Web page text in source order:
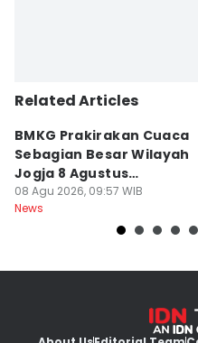
Related Articles
BMKG Prakirakan Cuaca
Sebagian Besar Wilayah
Jogja 8 Agustus
Berawan
08 Agu 2026, 09:57 WIB
News